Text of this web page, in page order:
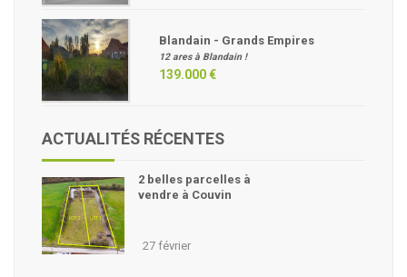
Blandain - Grands Empires
12 ares à Blandain !
139.000 €
ACTUALITÉS RÉCENTES
2 belles parcelles à
vendre à Couvin
27 février